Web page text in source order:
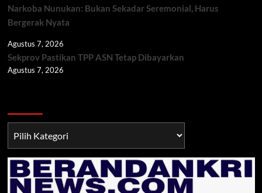
Narkoba Nunukan: Bukan Sekadar Seremonial, Harus
Bergerak Nyata
Agustus 7, 2026
Sekprov Pastikan TPP ASN Tetap Dibayarkan
Agustus 7, 2026
TNI/POLRI